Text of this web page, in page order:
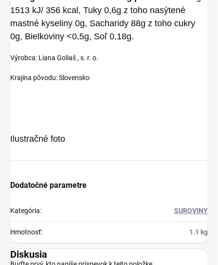
1513 kJ/ 356 kcal, Tuky 0,6g z toho nasýtené
mastné kyseliny 0g, Sacharidy 88g z toho cukry
0g, Bielkoviny <0,5g, Soľ 0,18g.
Výrobca: Liana Goliaš , s. r. o.
Krajina pôvodu: Slovensko
Ilustračné foto
Dodatočné parametre
Kategória: SUROVINY
Hmotnosť: 1.1 kg
Diskusia